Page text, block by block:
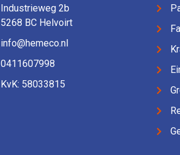
Industrieweg 2b
5268 BC Helvoirt
info@hemeco.nl
0411607998
KvK: 58033815